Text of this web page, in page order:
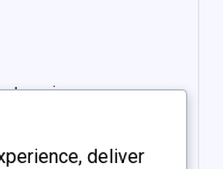
Worlddeliver